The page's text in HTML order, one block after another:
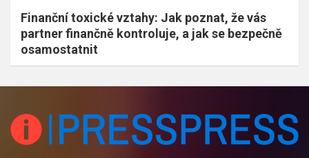
Finanční toxické vztahy: Jak poznat, že vás
partner finančně kontroluje, a jak se bezpečně
osamostatnit